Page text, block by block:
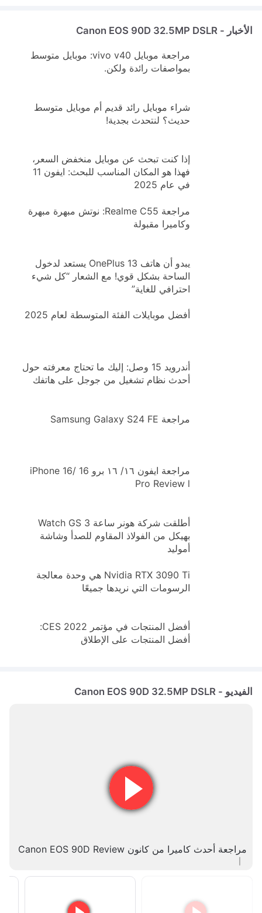
الأخبار - Canon EOS 90D 32.5MP DSLR
مراجعة موبايل vivo v40: موبايل متوسط
بمواصفات رائدة ولكن.
شراء موبايل رائد قديم أم موبايل متوسط
حديث؟ لنتحدث بجدية!
إذا كنت تبحث عن موبايل منخفض السعر،
فهذا هو المكان المناسب للبحث: ايفون 11
في عام 2025
مراجعة Realme C55: نوتش مبهرة مبهرة
وكاميرا مقبولة
يبدو أن هاتف OnePlus 13 يستعد لدخول
الساحة بشكل قوي! مع الشعار “كل شيء
احترافي للغاية”
أفضل موبايلات الفئة المتوسطة لعام 2025
أندرويد 15 وصل: إليك ما تحتاج معرفته حول
أحدث نظام تشغيل من جوجل على هاتفك
مراجعة Samsung Galaxy S24 FE
مراجعة ايفون ١٦/ ١٦ برو iPhone 16/ 16
Pro Review l
أطلقت شركة هونر ساعة Watch GS 3
بهيكل من الفولاذ المقاوم للصدأ وشاشة
أموليد
Nvidia RTX 3090 Ti هي وحدة معالجة
الرسومات التي نريدها جميعًا
أفضل المنتجات في مؤتمر CES 2022:
أفضل المنتجات على الإطلاق
الفيديو - Canon EOS 90D 32.5MP DSLR
مراجعة أحدث كاميرا من كانون Canon EOS 90D Review